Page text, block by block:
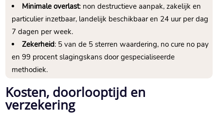
Minimale overlast: non destructieve aanpak, zakelijk en
particulier inzetbaar, landelijk beschikbaar en 24 uur per dag
7 dagen per week.​
Zekerheid: 5 van de 5 sterren waardering, no cure no pay
en 99 procent slagingskans door gespecialiseerde
methodiek.​
Kosten, doorlooptijd en
verzekering